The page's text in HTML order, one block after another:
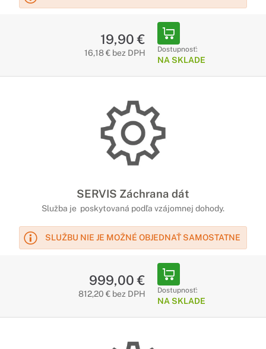
19,90 €
16,18 € bez DPH Dostupnosť:
NA SKLADE
SERVIS Záchrana dát
Služba je poskytovaná podľa vzájomnej dohody.
SLUŽBU NIE JE MOŽNÉ OBJEDNAŤ SAMOSTATNE
999,00 €
812,20 € bez DPH Dostupnosť:
NA SKLADE